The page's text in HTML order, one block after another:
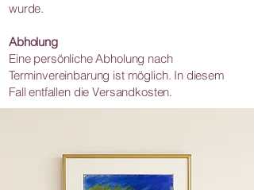
wurde.
Abholung
Eine persönliche Abholung nach
Terminvereinbarung ist möglich. In diesem
Fall entfallen die Versandkosten.